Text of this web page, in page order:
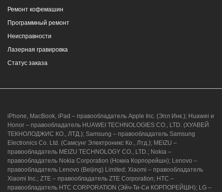
Ремонт кофемашин
Программный ремонт
Неисправности
Лазерная гравировка
Статус заказа
iPhone, MacBook, iPad – правообладатель Apple Inc. (Эпл Инк.); Huawei и
Honor – правообладатель HUAWEI TECHNOLOGIES CO., LTD. (ХУАВЕЙ
ТЕКНОЛОДЖИС КО., ЛТД.); Samsung – правообладатель Samsung
Electronics Co. Ltd. (Самсунг Электроникс Ко., Лтд.); MEIZU –
правообладатель MEIZU TECHNOLOGY CO., LTD.; Nokia –
правообладатель Nokia Corporation (Нокиа Корпорейшн); Lenovo –
правообладатель Lenovo (Beijing) Limited; Xiaomi – правообладатель
Xiaomi Inc.; ZTE – правообладатель ZTE Corporation; HTC –
правообладатель HTC CORPORATION (Эйч-Ти-Си КОРПОРЕЙШН); LG –